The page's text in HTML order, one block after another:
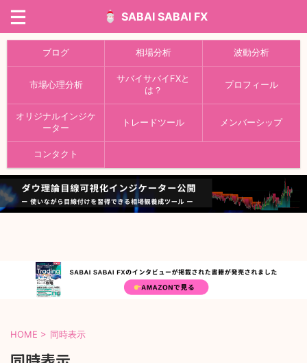
SABAI SABAI FX
ブログ 相場分析 波動分析
市場心理分析
サバイサバイFXと
は？
プロフィール
オリジナルインジケ
ーター
トレードツール メンバーシップ
コンタクト
HOME > 同時表示